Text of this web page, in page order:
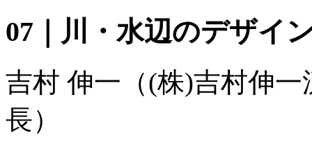
07｜川・水辺のデザイ
吉村 伸一 （(株)吉村伸
長）